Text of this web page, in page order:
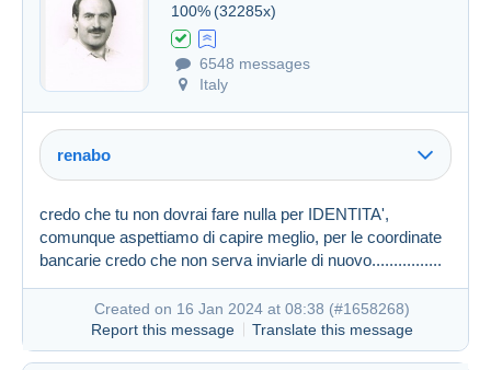
Created on 16 Jan 2024 at 07:58
100% (32285x)
6548 messages
Italy
renabo
credo che tu non dovrai fare nulla per IDENTITA',
comunque aspettiamo di capire meglio, per le coordinate
bancarie credo che non serva inviarle di nuovo................
Created on 16 Jan 2024 at 08:38 (#1658268)
Report this message
Translate this message